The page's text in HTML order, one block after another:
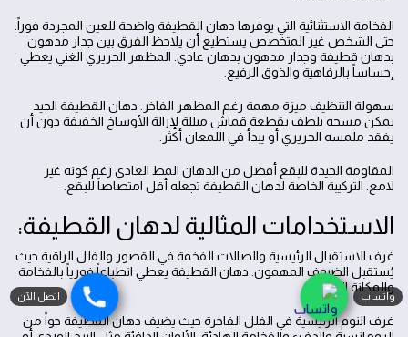
الفخامة الاستثنائية التي يوفرها دهان القطيفة واضحة للعين المجردة فوراً.
حتى الشخص غير المتخصص يستطيع أن يلاحظ الفرق بين جدار مدهون
بدهان قطيفة وجدار مدهون بدهان عادي. المظهر الحريري الغني يعطي
إحساساً بالرفاهية والذوق الرفيع.
سهولة التنظيف ميزة مهمة رغم المظهر الفاخر. دهان القطيفة الجيد
يمكن مسحه بلطف بقطعة قماش مبللة لإزالة الأوساخ الخفيفة دون أن
يفقد ملمسه الحريري أو يبدأ في اللمعان أكثر.
المقاومة الجيدة للبقع أفضل من الدهان المط العادي رغم كونه غير
لامع. التركيبة الخاصة لدهان القطيفة تجعله أقل امتصاصاً للبقع.
الاستخدامات المثالية لدهان القطيفة:
غرف الاستقبال الرئيسية والصالات الفخمة في القصور والفلل الراقية حيث
يُستقبل الضيوف المهمون. دهان القطيفة يعطي انطباعاً فورياً بالفخامة
والمكانة الرفيعة.
غرف النوم الرئيسية في الفلل الفاخرة حيث يضيف دهان القطيفة جواً من
واتساب اتصل الآن